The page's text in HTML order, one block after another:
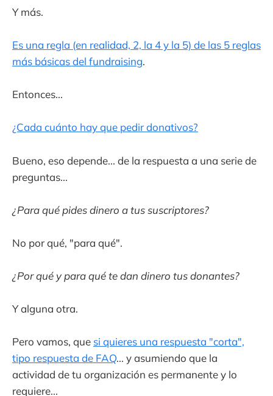
Y más.
Es una regla (en realidad, 2, la 4 y la 5) de las 5 reglas
más básicas del fundraising.
Entonces...
¿Cada cuánto hay que pedir donativos?
Bueno, eso depende... de la respuesta a una serie de
preguntas...
¿Para qué pides dinero a tus suscriptores?
No por qué, "para qué".
¿Por qué y para qué te dan dinero tus donantes?
Y alguna otra.
Pero vamos, que si quieres una respuesta "corta",
tipo respuesta de FAQ... y asumiendo que la
actividad de tu organización es permanente y lo
requiere...